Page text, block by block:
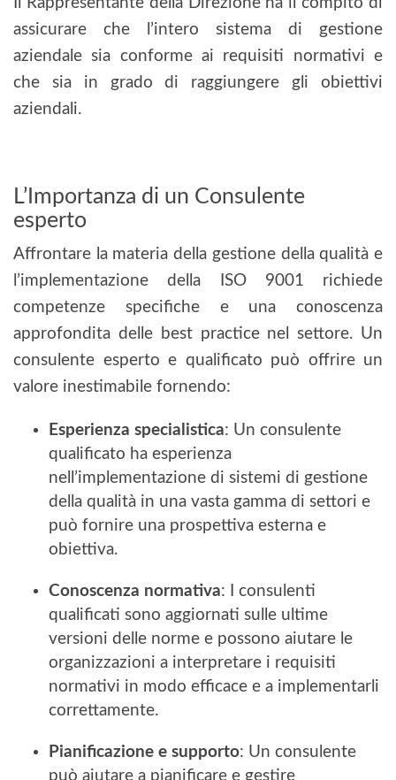
assicurare che l’intero sistema di gestione
aziendale sia conforme ai requisiti normativi e
che sia in grado di raggiungere gli obiettivi
aziendali.
L’Importanza di un Consulente
esperto
Affrontare la materia della gestione della qualità e
l’implementazione della ISO 9001 richiede
competenze specifiche e una conoscenza
approfondita delle best practice nel settore. Un
consulente esperto e qualificato può offrire un
valore inestimabile fornendo:
Esperienza specialistica: Un consulente
qualificato ha esperienza
nell’implementazione di sistemi di gestione
della qualità in una vasta gamma di settori e
può fornire una prospettiva esterna e
obiettiva.
Conoscenza normativa: I consulenti
qualificati sono aggiornati sulle ultime
versioni delle norme e possono aiutare le
organizzazioni a interpretare i requisiti
normativi in modo efficace e a implementarli
correttamente.
Pianificazione e supporto: Un consulente
può aiutare a pianificare e gestire